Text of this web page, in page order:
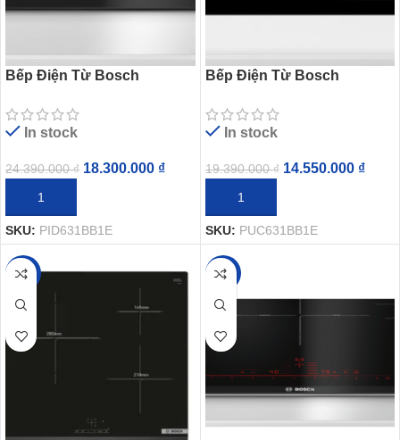
Bếp Điện Từ Bosch
Nấu Từ Serie 4
In stock
24.390.000₫ 18.300.000 ₫
THÊM VÀO GIỎ HÀNG
SKU: PID631BB1E
Bếp Điện Từ Bosch
Nấu Từ Serie 4
In stock
19.390.000₫ 14.550.000 ₫
THÊM VÀO GIỎ HÀNG
SKU: PUC631BB1E
-25% -28%